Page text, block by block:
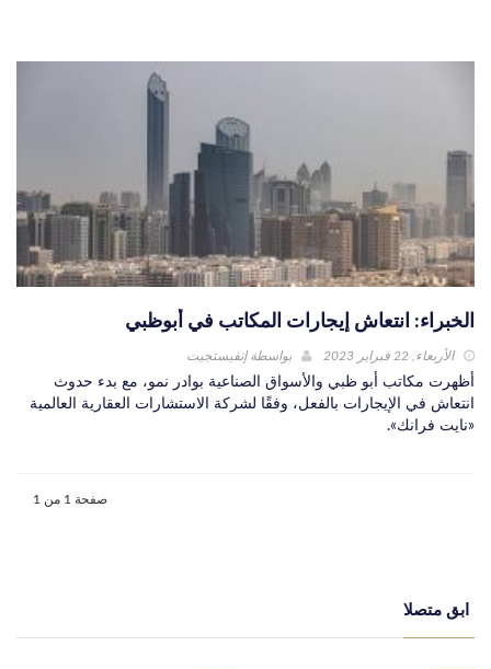
الخبراء: انتعاش إيجارات المكاتب في أبوظبي
الأربعاء, 22 فبراير 2023 بواسطةإنفيستجيت
أظهرت مكاتب أبو ظبي والأسواق الصناعية بوادر نمو، مع بدء حدوث
انتعاش في الإيجارات بالفعل، وفقًا لشركة الاستشارات العقارية العالمية
«نايت فرانك».
صفحة 1 من 1
ابق متصلا